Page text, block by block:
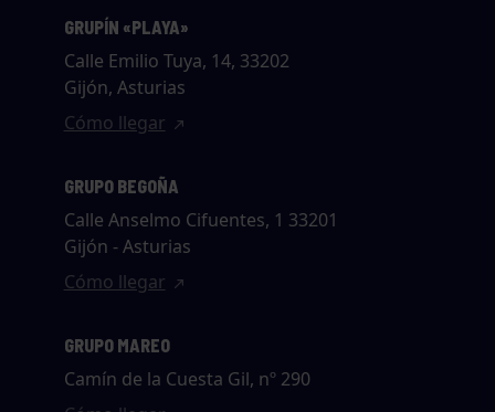
GRUPÍN «PLAYA»
Calle Emilio Tuya, 14, 33202
Gijón, Asturias
Cómo llegar
GRUPO BEGOÑA
Calle Anselmo Cifuentes, 1 33201
Gijón - Asturias
Cómo llegar
GRUPO MAREO
Camín de la Cuesta Gil, nº 290